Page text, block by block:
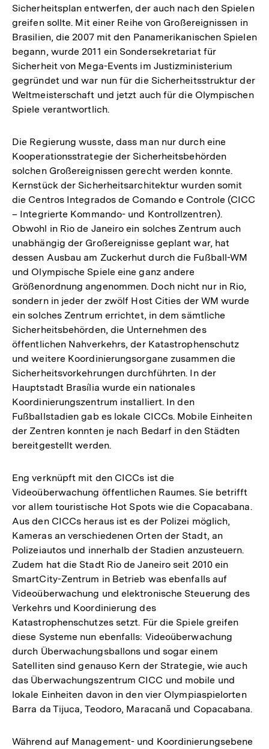
Sicherheitsplan entwerfen, der auch nach den Spielen
greifen sollte. Mit einer Reihe von Großereignissen in
Brasilien, die 2007 mit den Panamerikanischen Spielen
begann, wurde 2011 ein Sondersekretariat für
Sicherheit von Mega-Events im Justizministerium
gegründet und war nun für die Sicherheitsstruktur der
Weltmeisterschaft und jetzt auch für die Olympischen
Spiele verantwortlich.
Die Regierung wusste, dass man nur durch eine
Kooperationsstrategie der Sicherheitsbehörden
solchen Großereignissen gerecht werden konnte.
Kernstück der Sicherheitsarchitektur wurden somit
die Centros Integrados de Comando e Controle (CICC
– Integrierte Kommando- und Kontrollzentren).
Obwohl in Rio de Janeiro ein solches Zentrum auch
unabhängig der Großereignisse geplant war, hat
dessen Ausbau am Zuckerhut durch die Fußball-WM
und Olympische Spiele eine ganz andere
Größenordnung angenommen. Doch nicht nur in Rio,
sondern in jeder der zwölf Host Cities der WM wurde
ein solches Zentrum errichtet, in dem sämtliche
Sicherheitsbehörden, die Unternehmen des
öffentlichen Nahverkehrs, der Katastrophenschutz
und weitere Koordinierungsorgane zusammen die
Sicherheitsvorkehrungen durchführten. In der
Hauptstadt Brasília wurde ein nationales
Koordinierungszentrum installiert. In den
Fußballstadien gab es lokale CICCs. Mobile Einheiten
der Zentren konnten je nach Bedarf in den Städten
bereitgestellt werden.
Eng verknüpft mit den CICCs ist die
Videoüberwachung öffentlichen Raumes. Sie betrifft
vor allem touristische Hot Spots wie die Copacabana.
Aus den CICCs heraus ist es der Polizei möglich,
Kameras an verschiedenen Orten der Stadt, an
Polizeiautos und innerhalb der Stadien anzusteuern.
Zudem hat die Stadt Rio de Janeiro seit 2010 ein
SmartCity-Zentrum in Betrieb was ebenfalls auf
Videoüberwachung und elektronische Steuerung des
Verkehrs und Koordinierung des
Katastrophenschutzes setzt. Für die Spiele greifen
diese Systeme nun ebenfalls: Videoüberwachung
durch Überwachungsballons und sogar einem
Satelliten sind genauso Kern der Strategie, wie auch
das Überwachungszentrum CICC und mobile und
lokale Einheiten davon in den vier Olympiaspielorten
Barra da Tijuca, Teodoro, Maracanã und Copacabana.
Während auf Management- und Koordinierungsebene